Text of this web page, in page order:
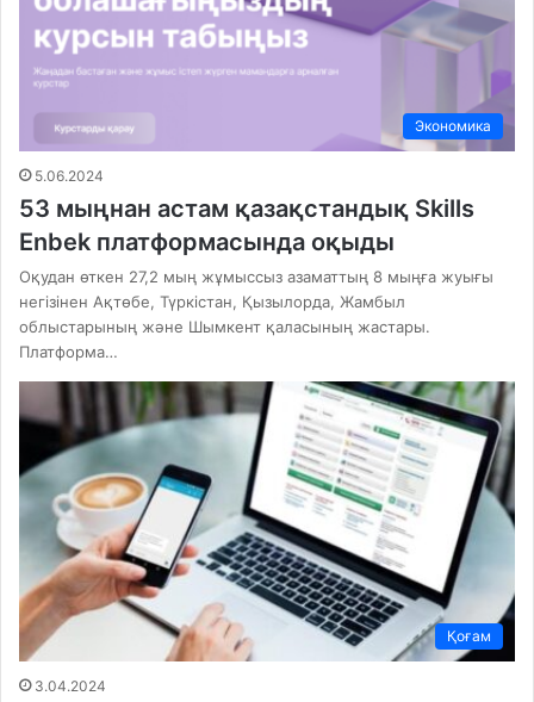
Экономика
5.06.2024
53 мыңнан астам қазақстандық Skills
Enbek платформасында оқыды
Оқудан өткен 27,2 мың жұмыссыз азаматтың 8 мыңға жуығы
негізінен Ақтөбе, Түркістан, Қызылорда, Жамбыл
облыстарының және Шымкент қаласының жастары.
Платформа…
Қоғам
3.04.2024